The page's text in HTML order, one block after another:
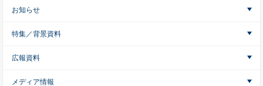
お知らせ
特集／背景資料
広報資料
メディア情報